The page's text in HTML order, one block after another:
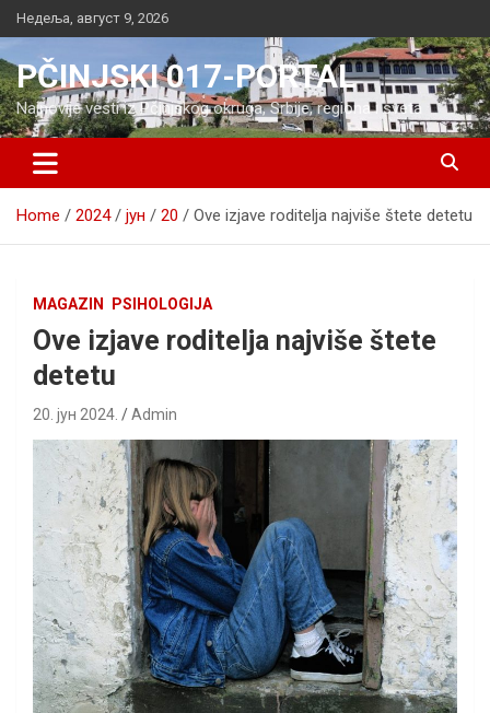
Skip
to
content
Недеља, август 9, 2026
PČINJSKI 017-PORTAL
Najnovije vesti iz Pčinjskog okruga, Srbije, regiona i sveta
Home 2024 јун 20 Ove izjave roditelja najviše štete detetu
MAGAZIN PSIHOLOGIJA
Ove izjave roditelja najviše štete
detetu
20. јун 2024. Admin